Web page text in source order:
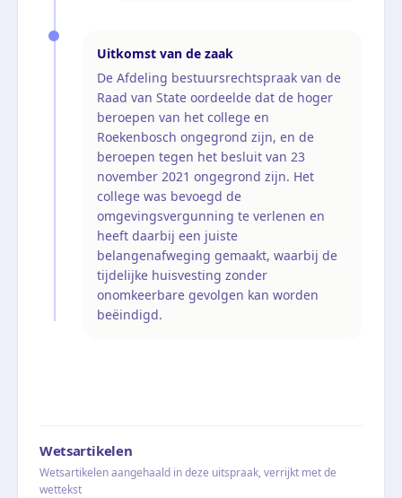
Uitkomst van de zaak
De Afdeling bestuursrechtspraak van de
Raad van State oordeelde dat de hoger
beroepen van het college en
Roekenbosch ongegrond zijn, en de
beroepen tegen het besluit van 23
november 2021 ongegrond zijn. Het
college was bevoegd de
omgevingsvergunning te verlenen en
heeft daarbij een juiste
belangenafweging gemaakt, waarbij de
tijdelijke huisvesting zonder
onomkeerbare gevolgen kan worden
beëindigd.
Wetsartikelen
Wetsartikelen aangehaald in deze uitspraak, verrijkt met de
wettekst